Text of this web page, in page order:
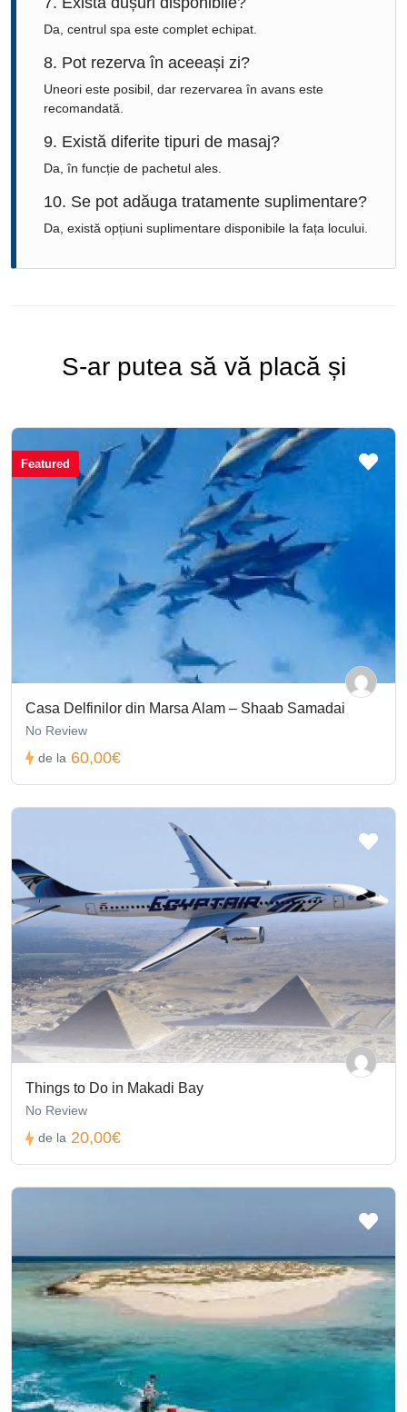
Da, centrul spa este complet echipat.
8. Pot rezerva în aceeași zi?
Uneori este posibil, dar rezervarea în avans este
recomandată.
9. Există diferite tipuri de masaj?
Da, în funcție de pachetul ales.
10. Se pot adăuga tratamente suplimentare?
Da, există opțiuni suplimentare disponibile la fața locului.
S-ar putea să vă placă și
Featured
Casa Delfinilor din Marsa Alam – Shaab Samadai
No Review
de la 60,00€
Things to Do in Makadi Bay
No Review
de la 20,00€